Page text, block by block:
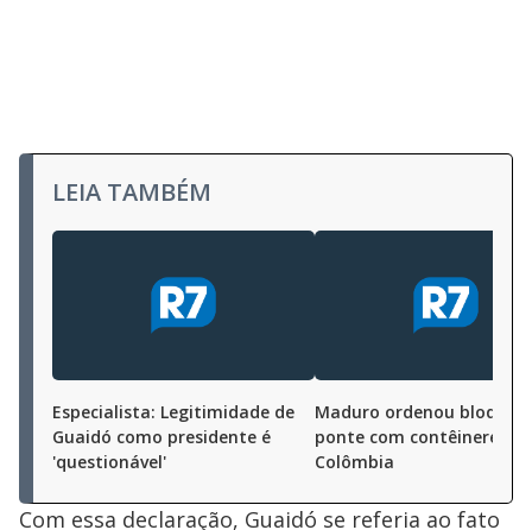
LEIA TAMBÉM
Especialista: Legitimidade de
Guaidó como presidente é
'questionável'
Maduro ordenou
ponte com contêineres,
Colômbia
Com essa declaração, Guaidó se referia ao fato